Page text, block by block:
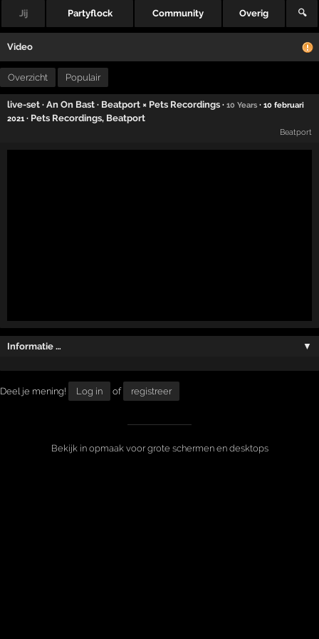
Jij Partyflock Community Overig 🔍
Video
Overzicht Populair
live-set ·An On Bast · Beatport × Pets Recordings ·10 Years ·10 februari
2021· Pets Recordings, Beatport
Beatport
Informatie … ▼
Deel je mening! Log in of registreer
Bekijk in opmaak voor grote schermen en desktops